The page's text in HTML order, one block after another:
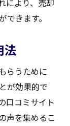
により、売却
きます。
法
らうために
が効果的で
口コミサイト
声を集めるこ